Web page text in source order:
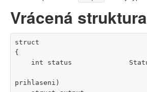
Vrácená struktura
struct
{
prihlaseni)